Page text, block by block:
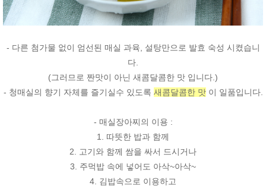
- 다른 첨가물 없이 엄선된 매실 과육, 설탕만으로 발효 숙성 시켰습니
다.
(그러므로 짠맛이 아닌 새콤달콤한 맛 입니다.)
- 청매실의 향기 자체를 즐기실수 있도록 새콤달콤한 맛 이 일품입니다.
- 매실장아찌의 이용 :
1. 따뜻한 밥과 함께
2. 고기와 함께 쌈을 싸서 드시거나
3. 주먹밥 속에 넣어도 아삭~아삭~
4. 김밥속으로 이용하고